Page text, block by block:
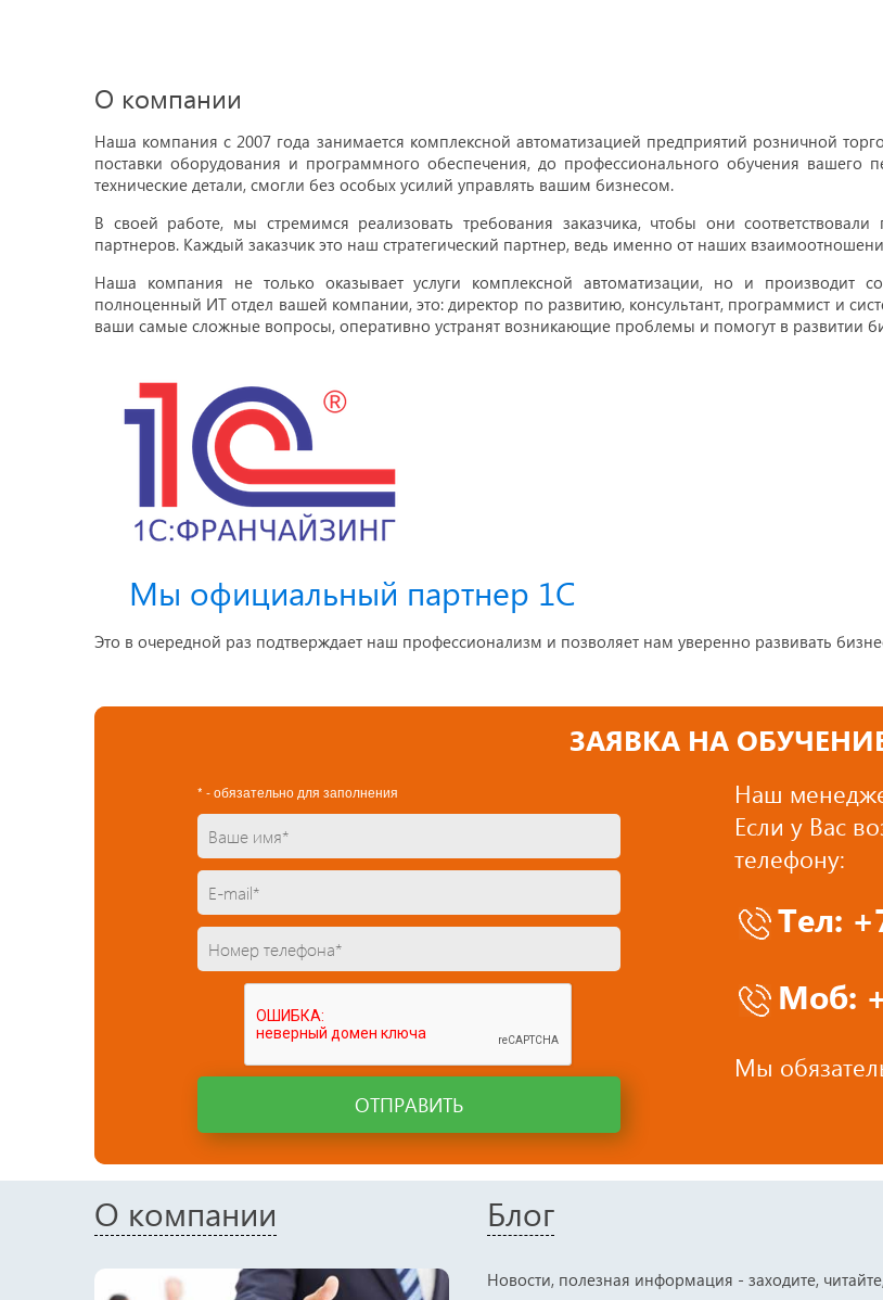
О компании
Наша компания c 2007 года занимается комплексной автоматизацией предприятий розничной
поставки оборудования и программного обеспечения, до профессионального обучения
технические детали, смогли без особых усилий управлять вашим бизнесом.
В своей работе, мы стремимся реализовать требования заказчика, чтобы они
партнеров. Каждый заказчик это наш стратегический партнер, ведь именно от наших
Наша компания не только оказывает услуги комплексной автоматизации, но и производит
полноценный ИТ отдел вашей компании, это: директор по развитию, консультант, программист и
ваши самые сложные вопросы, оперативно устранят возникающие проблемы и помогут в развитии
Мы официальный партнер 1С
Это в очередной раз подтверждает наш профессионализм и позволяет нам уверенно развивать
ЗАЯВКА НА
* - обязательно для заполнения
ОТПРАВИТЬ
Наш
Если у Вас
телефону:
Тел:
Моб:
Мы
О компании Блог
Новости, полезная информация - заходите,